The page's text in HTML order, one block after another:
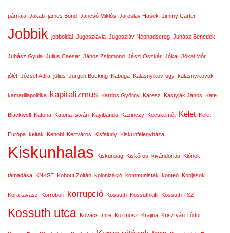
párnája Jakab james Bond Jancsó Miklós Jaroslav Hašek Jimmy Carter
Jobbik jobboldal Jugoszlávia Jugoszláv Néphadsereg Juhász Benedek
Juhász Gyula Julius Caesar János Zsigmond Jászi Oszkár Jókai Jókai Mór
jólét József Attila július Jürgen Böcking Kabuga Kalasnyikov-ügy kalasnyikovok
kamarillapolitika kapitalizmus Kardos György Karesz Kastyják János Kate
Blackwell Katona Katona István Kayibanda Kazinczy Kecskemét Kelet Kelet-
Európa kelták Kenobi Kertváros Kisfaludy Kiskunfélegyháza
Kiskunhalas Kiskunság Kiskőrös kivándorlás Klónok
támadása KNKSE Kohout Zoltán kolonizáció kommunisták konteó Kopjások
Kora tavasz Korrobori korrupció Kossuth Kossuthkifli Kossuth TSZ
Kossuth utca Kovács Imre Kozmosz Krajina Krisztyán Tódor